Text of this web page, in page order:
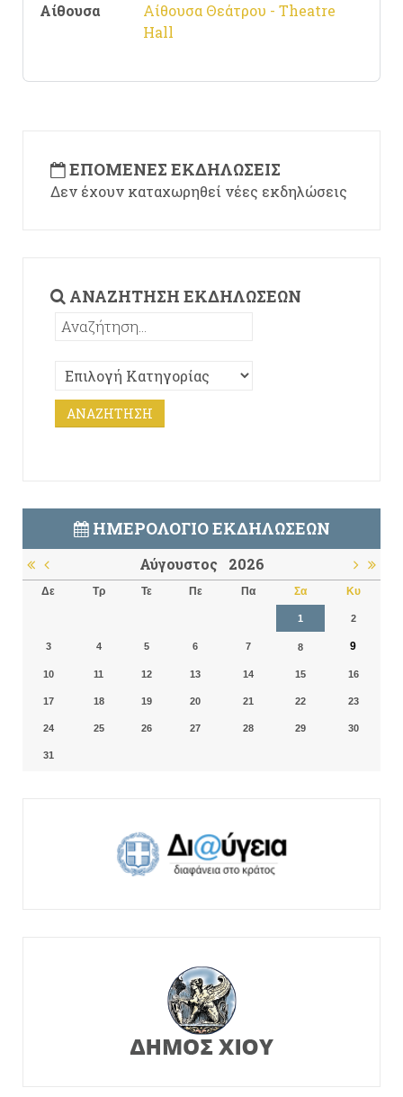
Αίθουσα
Αίθουσα Θεάτρου - Theatre
Hall
ΕΠΌΜΕΝΕΣ ΕΚΔΗΛΏΣΕΙΣ
Δεν έχουν καταχωρηθεί νέες εκδηλώσεις
ΑΝΑΖΉΤΗΣΗ ΕΚΔΗΛΏΣΕΩΝ
ΗΜΕΡΟΛΌΓΙΟ ΕΚΔΗΛΏΣΕΩΝ
Αύγουστος 2026
Δε Τρ Τε Πε Πα Σα Κυ
1 2
3 4 5 6 7 8 9
10 11 12 13 14 15 16
17 18 19 20 21 22 23
24 25 26 27 28 29 30
31